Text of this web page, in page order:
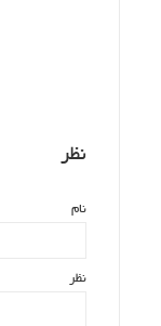
نظر
نام
نظر